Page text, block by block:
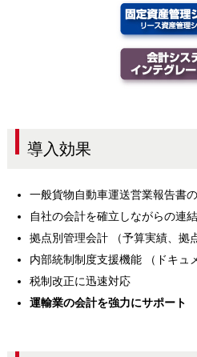
導入効果
一般貨物自動車運送営業報告書
自社の会計を確立しながらの連
拠点別管理会計
（予算実績、拠
内部統制制度支援機能
（ドキュ
税制改正に迅速対応
運輸業の会計を強力にサポート